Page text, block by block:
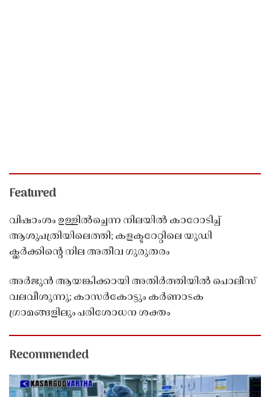
Featured
വിഷാംശം ഉള്ളിൽച്ചെന്ന നിലയിൽ കാറോടിച്ച്
ആശുപത്രിയിലെത്തി; കളക്ടറേറ്റിലെ യുഡി
ക്ലർക്കിൻ്റെ നില അതീവ ഗുരുതരം
അർജുൻ ആയങ്കിക്കായി അതിർത്തിയിൽ പൊലീസ്
വലവീശുന്നു; കാസർകോട്ടും കർണാടക
ഗ്രാമങ്ങളിലും പരിശോധന ശക്തം
Recommended